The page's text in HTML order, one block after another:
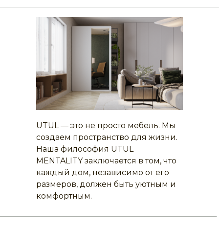
UTUL — это не просто мебель. Мы
создаем пространство для жизни.
Наша философия UTUL
MENTALITY заключается в том, что
каждый дом, независимо от его
размеров, должен быть уютным и
комфортным.